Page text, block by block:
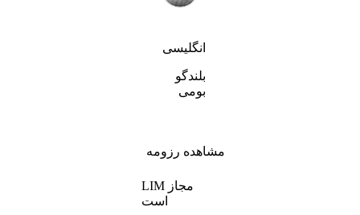
انگلیسی
بلندگو
بومی
مشاهده رزومه
LIM مجاز
است